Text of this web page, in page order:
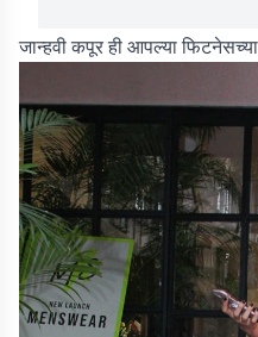
जान्हवी कपूर ही आपल्या